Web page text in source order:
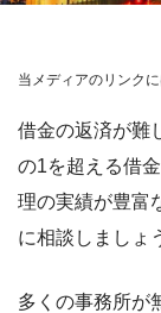
当メディアのリンク
借金の返済が難
の1を超える借
理の実績が豊富
に相談しましょ
多くの事務所が